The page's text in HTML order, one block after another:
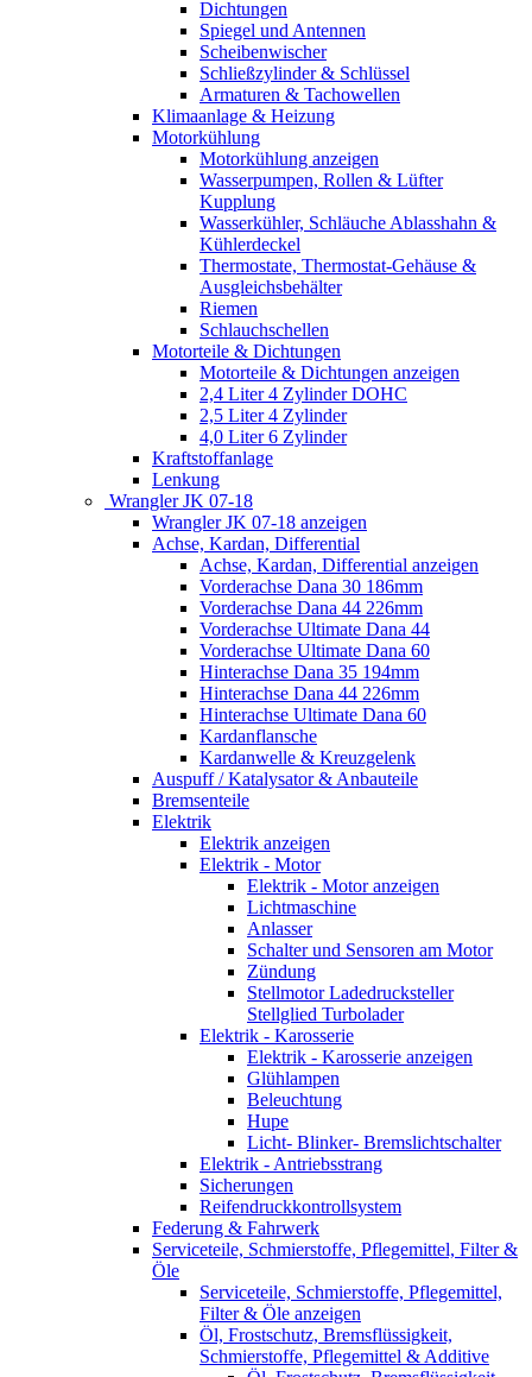
Dichtungen
Spiegel und Antennen
Scheibenwischer
Schließzylinder & Schlüssel
Armaturen & Tachowellen
Klimaanlage & Heizung
Motorkühlung
Motorkühlung anzeigen
Wasserpumpen, Rollen & Lüfter
Kupplung
Wasserkühler, Schläuche Ablasshahn &
Kühlerdeckel
Thermostate, Thermostat-Gehäuse &
Ausgleichsbehälter
Riemen
Schlauchschellen
Motorteile & Dichtungen
Motorteile & Dichtungen anzeigen
2,4 Liter 4 Zylinder DOHC
2,5 Liter 4 Zylinder
4,0 Liter 6 Zylinder
Kraftstoffanlage
Lenkung
Wrangler JK 07-18
Wrangler JK 07-18 anzeigen
Achse, Kardan, Differential
Achse, Kardan, Differential anzeigen
Vorderachse Dana 30 186mm
Vorderachse Dana 44 226mm
Vorderachse Ultimate Dana 44
Vorderachse Ultimate Dana 60
Hinterachse Dana 35 194mm
Hinterachse Dana 44 226mm
Hinterachse Ultimate Dana 60
Kardanflansche
Kardanwelle & Kreuzgelenk
Auspuff / Katalysator & Anbauteile
Bremsenteile
Elektrik
Elektrik anzeigen
Elektrik - Motor
Elektrik - Motor anzeigen
Lichtmaschine
Anlasser
Schalter und Sensoren am Motor
Zündung
Stellmotor Ladedrucksteller
Stellglied Turbolader
Elektrik - Karosserie
Elektrik - Karosserie anzeigen
Glühlampen
Beleuchtung
Hupe
Licht- Blinker- Bremslichtschalter
Elektrik - Antriebsstrang
Sicherungen
Reifendruckkontrollsystem
Federung & Fahrwerk
Serviceteile, Schmierstoffe, Pflegemittel, Filter &
Öle
Serviceteile, Schmierstoffe, Pflegemittel,
Filter & Öle anzeigen
Öl, Frostschutz, Bremsflüssigkeit,
Schmierstoffe, Pflegemittel & Additive